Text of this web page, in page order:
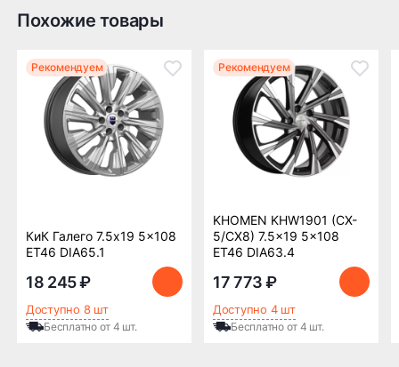
Доставка по России транспортными компаниями:
Мы отправляем заказы по всей России всеми
транспортными компаниями (ПЭК, Деловые
Линии, ЖелДорЭкспедиция, Кит,
Автотрейдинг, Ратэк, Энергия и др.)
дисков до терминала
транспортной
компании в Нижнем
Новгороде —
бесплатная
Бесплатно
дисков менее 4 шт
до терминала
транспортной
компании в Нижнем
Новгороде
500 ₽
Похожие товары
Рекомендуем
КиК Галего 7.5x19 5x108
ET46 DIA65.1
18 245 ₽
Доступно 8 шт
Бесплатно от 4 шт.
Рекомендуем
KHOMEN KHW1901 (CX-
5/CX8) 7.5x19 5x108
ET46 DIA63.4
17 773 ₽
Доступно 4 шт
Бесплатно от 4 шт.